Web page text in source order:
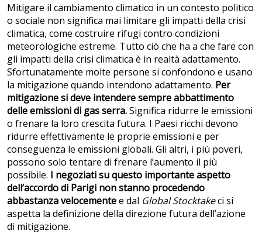
Mitigare il cambiamento climatico in un contesto politico
o sociale non significa mai limitare gli impatti della crisi
climatica, come costruire rifugi contro condizioni
meteorologiche estreme. Tutto ciò che ha a che fare con
gli impatti della crisi climatica è in realtà adattamento.
Sfortunatamente molte persone si confondono e usano
la mitigazione quando intendono adattamento. Per
mitigazione si deve intendere sempre abbattimento
delle emissioni di gas serra.Significa ridurre le emissioni
o frenare la loro crescita futura. I Paesi ricchi devono
ridurre effettivamente le proprie emissioni e per
conseguenza le emissioni globali. Gli altri, i più poveri,
possono solo tentare di frenare l’aumento il più
possibile. I negoziati su questo importante aspetto
dell’accordo di Parigi non stanno procedendo
abbastanza velocementee dal Global Stocktakeci si
aspetta la definizione della direzione futura dell’azione
di mitigazione.